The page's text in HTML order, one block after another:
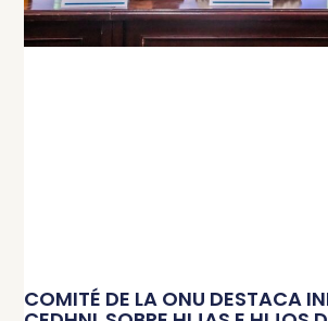
COMITÉ DE LA ONU DESTACA